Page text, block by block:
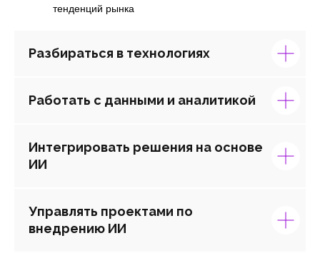
тенденций рынка
Разбираться в технологиях
Работать с данными и аналитикой
Интегрировать решения на основе
ИИ
Управлять проектами по
внедрению ИИ